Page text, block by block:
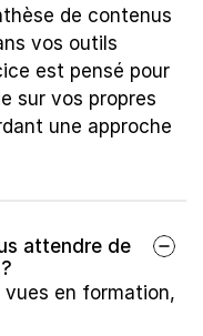
de contenus
vos outils
est pensé pour
sur vos propres
une approche
attendre de
vues en formation,